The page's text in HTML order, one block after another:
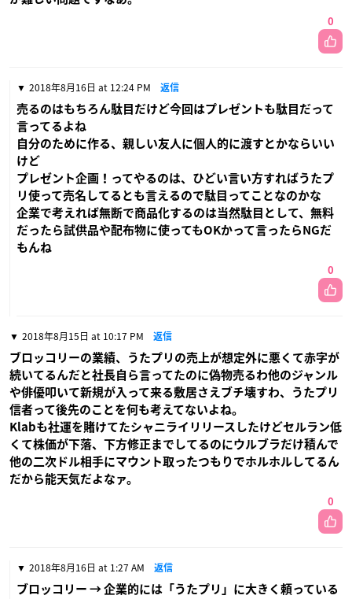
0
2018年8月16日 at 12:24 PM 返信
売るのはもちろん駄目だけど今回はプレゼントも駄目だって
言ってるよね
自分のために作る、親しい友人に個人的に渡すとかならいい
けど
プレゼント企画！ってやるのは、ひどい言い方すればうたプ
リ使って売名してるとも言えるので駄目ってことなのかな
企業で考えれば無断で商品化するのは当然駄目として、無料
だったら試供品や配布物に使ってもOKかって言ったらNGだ
もんね
0
2018年8月15日 at 10:17 PM 返信
ブロッコリーの業績、うたプリの売上が想定外に悪くて赤字が
続いてるんだと社長自ら言ってたのに偽物売るわ他のジャンル
や俳優叩いて新規が入って来る敷居さえブチ壊すわ、うたプリ
信者って後先のことを何も考えてないよね。
Klabも社運を賭けてたシャニライリリースしたけどセルラン低
くて株価が下落、下方修正までしてるのにウルブラだけ積んで
他の二次ドル相手にマウント取ったつもりでホルホルしてるん
だから能天気だよなァ。
0
2018年8月16日 at 1:27 AM 返信
ブロッコリー → 企業的には「うたプリ」に大きく頼っている